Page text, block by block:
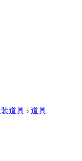
装道具 › 道具